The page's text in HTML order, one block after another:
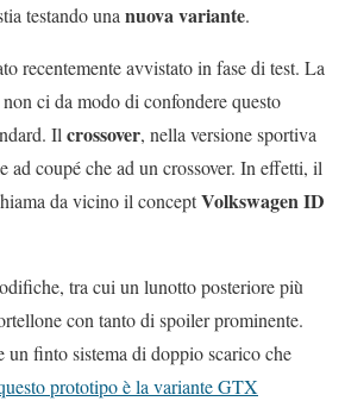
testando unanuova variante.
recentemente avvistato in fase di test. La
ci da modo di confondere questo
Ilcrossover, nella versione sportiva
ad coupé che ad un crossover. In effetti, il
da vicino il conceptVolkswagen ID
tra cui un lunotto posteriore più
con tanto di spoiler prominente.
un finto sistema di doppio scarico che
prototipo è la variante GTX